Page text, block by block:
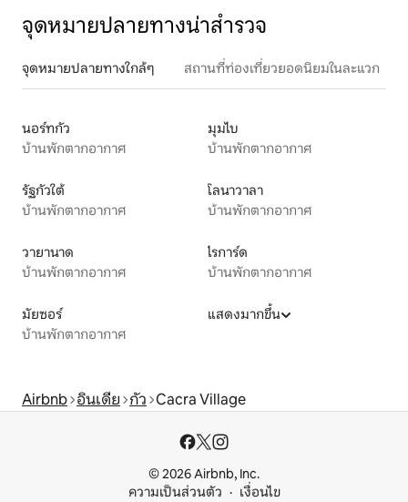
จุดหมายปลายทางน่าสำรวจ
จุดหมายปลายทางใกล้ๆ สถานที่ท่องเที่ยวยอดนิยมในละแวก
นอร์ทกัว
บ้านพักตากอากาศ
มุมไบ
บ้านพักตากอากาศ
รัฐกัวใต้
บ้านพักตากอากาศ
โลนาวาลา
บ้านพักตากอากาศ
วายานาด
บ้านพักตากอากาศ
ไรการ์ด
บ้านพักตากอากาศ
มัยซอร์
บ้านพักตากอากาศ
แสดงมากขึ้น
Airbnb อินเดีย กัว Cacra Village
© 2026 Airbnb, Inc.
ความเป็นส่วนตัว
เงื่อนไข